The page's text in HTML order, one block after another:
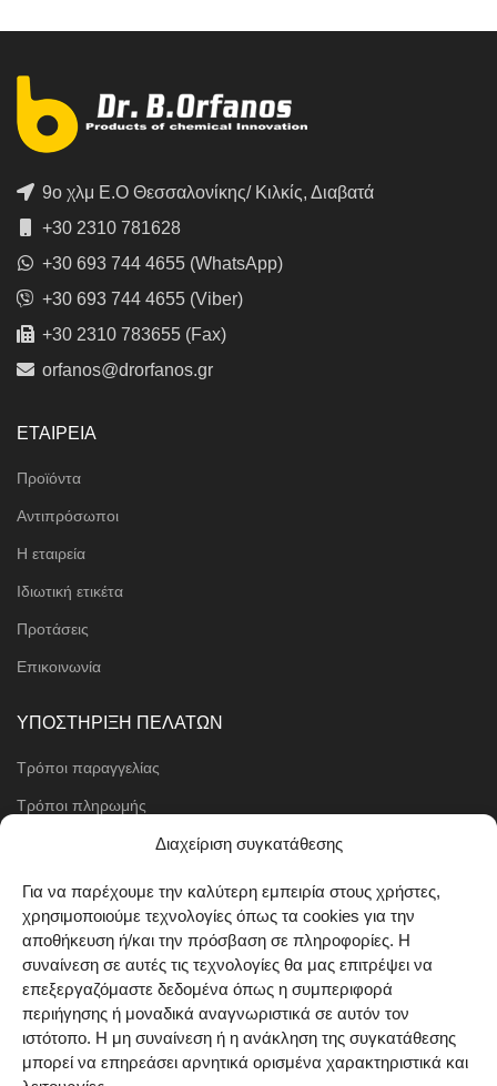
Διαχείριση συγκατάθεσης
Για να παρέχουμε την καλύτερη εμπειρία στους χρήστες,
χρησιμοποιούμε τεχνολογίες όπως τα cookies για την
αποθήκευση ή/και την πρόσβαση σε πληροφορίες. Η
συναίνεση σε αυτές τις τεχνολογίες θα μας επιτρέψει να
επεξεργαζόμαστε δεδομένα όπως η συμπεριφορά
περιήγησης ή μοναδικά αναγνωριστικά σε αυτόν τον
ιστότοπο. Η μη συναίνεση ή η ανάκληση της συγκατάθεσης
μπορεί να επηρεάσει αρνητικά ορισμένα χαρακτηριστικά και
9ο χλμ Ε.Ο Θεσσαλονίκης/ Κιλκίς, Διαβατά
+30 2310 781628
+30 693 744 4655 (WhatsApp)
+30 693 744 4655 (Viber)
+30 2310 783655 (Fax)
orfanos@drorfanos.gr
ΕΤΑΙΡΕΙΑ
Προϊόντα
Αντιπρόσωποι
Η εταιρεία
Ιδιωτική ετικέτα
Προτάσεις
Επικοινωνία
ΥΠΟΣΤΗΡΙΞΗ ΠΕΛΑΤΩΝ
Τρόποι παραγγελίας
Τρόποι πληρωμής
Μέθοδοι αποστολής
Όροι χρήσης
Cookie Policy (EU)
ΑΚΟΛΟΥΘΗΣΤΕ ΜΑΣ